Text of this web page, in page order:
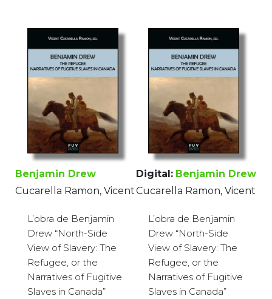
Benjamin Drew
Cucarella Ramon, Vicent
L’obra de Benjamin
Drew “North-Side
View of Slavery: The
Refugee, or the
Narratives of Fugitive
Slaves in Canada”
Digital: Benjamin Drew
Cucarella Ramon, Vicent
L’obra de Benjamin
Drew “North-Side
View of Slavery: The
Refugee, or the
Narratives of Fugitive
Slaves in Canada”